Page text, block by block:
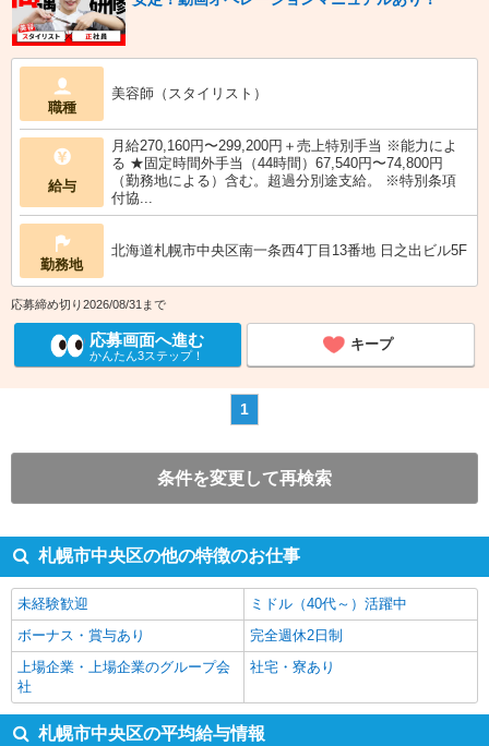
職種
美容師（スタイリスト）
給与
月給270,160円〜299,200円＋売上特別手当 ※能力によ
る ★固定時間外手当（44時間）67,540円〜74,800円
（勤務地による）含む。超過分別途支給。 ※特別条項
付協...
勤務地
北海道札幌市中央区南一条西4丁目13番地 日之出ビル5F
応募締め切り2026/08/31まで
応募画面へ進む
かんたん3ステップ！
キープ
1
条件を変更して再検索
札幌市中央区の他の特徴のお仕事
未経験歓迎
ミドル（40代～）活躍中
ボーナス・賞与あり
完全週休2日制
上場企業・上場企業のグループ会
社
社宅・寮あり
札幌市中央区の平均給与情報